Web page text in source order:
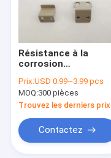
Résistance à la
corrosion
métalliques de
précision avec des
tolérances serrées
Prix:USD 0.99~3.99 pcs
MOQ:300 pièces
Trouvez les derniers prix
Contactez